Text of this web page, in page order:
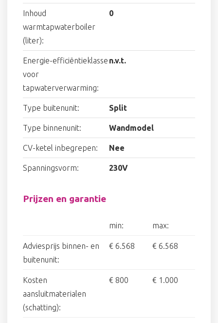
Inhoud
warmtapwaterboiler
(liter):
0
Energie-efficiëntieklasse
voor
tapwaterverwarming:
n.v.t.
Type buitenunit: Split
Type binnenunit: Wandmodel
CV-ketel inbegrepen: Nee
Spanningsvorm: 230V
Prijzen en garantie
min: max:
Adviesprijs binnen- en
buitenunit:
€ 6.568 € 6.568
Kosten
aansluitmaterialen
(schatting):
€ 800 € 1.000